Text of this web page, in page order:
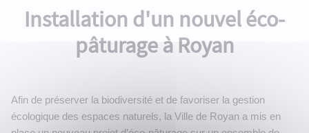
Installation d'un nouvel éco-
pâturage à Royan
Afin de préserver la biodiversité et de favoriser la gestion
écologique des espaces naturels, la Ville de Royan a mis en